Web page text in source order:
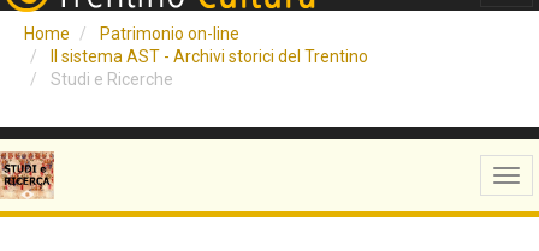
Home
Patrimonio on-line
Il sistema AST - Archivi storici del Trentino
Studi e Ricerche